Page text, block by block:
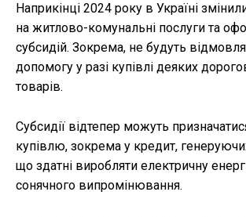
Наприкінці 2024 року в Україні
на житлово-комунальні послуги та
субсидій. Зокрема, не будуть
допомогу у разі купівлі деяких
товарів.
Субсидії відтепер можуть
купівлю, зокрема у кредит,
що здатні виробляти електричну
сонячного випромінювання.